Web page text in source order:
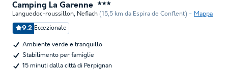
Camping La Garenne ★★★
Languedoc-roussillon, Nefiach (15,5 km da Espira de Conflent) Mappa
9.2 Eccezionale
Ambiente verde e tranquillo
Stabilimento per famiglie
15 minuti dalla città di Perpignan